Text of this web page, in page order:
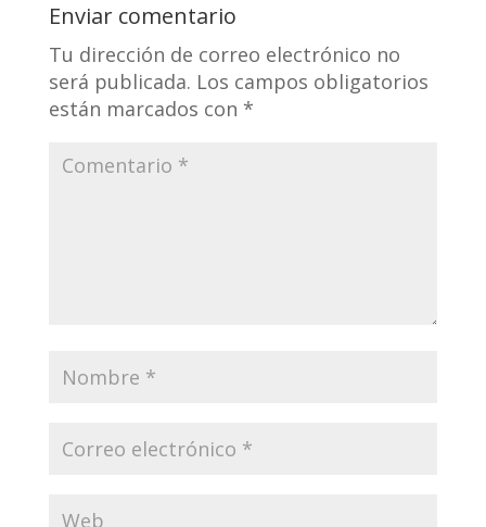
Enviar comentario
Tu dirección de correo electrónico no
será publicada. Los campos obligatorios
están marcados con *